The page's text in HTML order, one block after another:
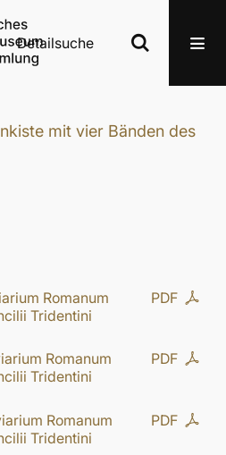
Detailsuche
mit vier Bänden des
PDF
Romanum
Tridentini
PDF
Romanum
Tridentini
PDF
Romanum
Tridentini